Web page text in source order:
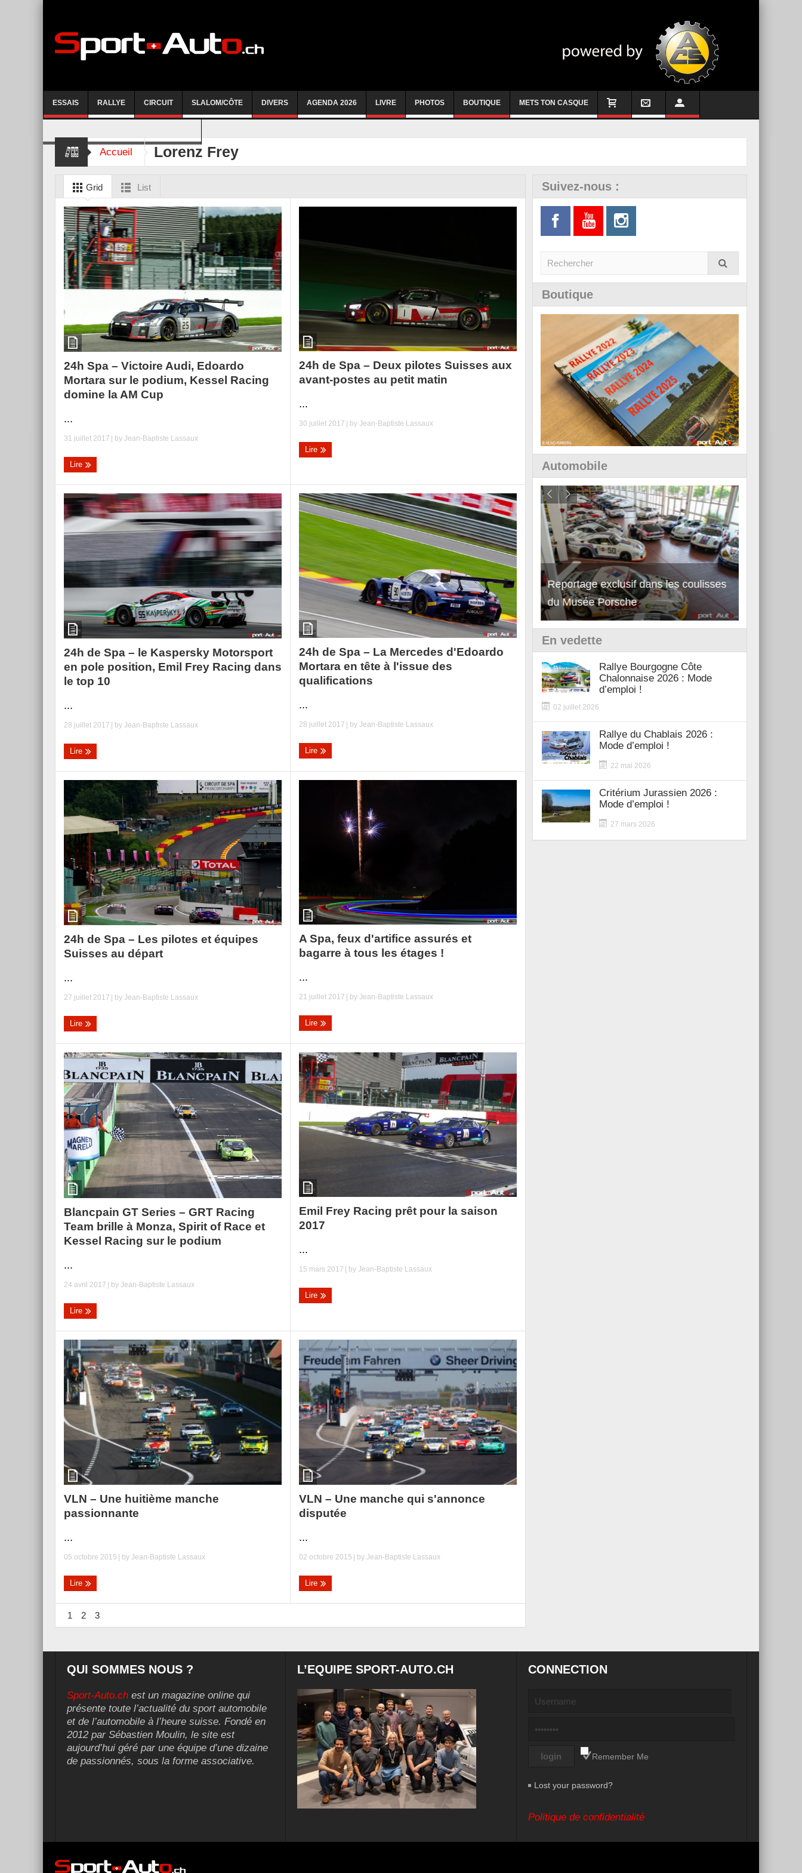
ESSAIS RALLYE CIRCUIT SLALOM/CÔTE DIVERS AGENDA 2026 LIVRE PHOTOS BOUTIQUE METS TON CASQUE
Accueil Lorenz Frey
Grid List
24h Spa – Victoire Audi, Edoardo
Mortara sur le podium, Kessel Racing
domine la AM Cup
...
31 juillet 2017 | by Jean-Baptiste Lassaux
Lire
24h de Spa – Deux pilotes Suisses aux
avant-postes au petit matin
...
30 juillet 2017 | byJean-Baptiste Lassaux
Lire
24h de Spa – le Kaspersky Motorsport
en pole position, Emil Frey Racing dans
le top 10
...
28 juillet 2017 | by Jean-Baptiste Lassaux
Lire
24h de Spa – La Mercedes d'Edoardo
Mortara en tête à l'issue des
qualifications
...
28 juillet 2017 | byJean-Baptiste Lassaux
Lire
24h de Spa – Les pilotes et équipes
Suisses au départ
...
27 juillet 2017 | by Jean-Baptiste Lassaux
Lire
A Spa, feux d'artifice assurés et
bagarre à tous les étages !
...
21 juillet 2017 | byJean-Baptiste Lassaux
Lire
Blancpain GT Series – GRT Racing
Team brille à Monza, Spirit of Race et
Kessel Racing sur le podium
...
24 avril 2017 | by Jean-Baptiste Lassaux
Lire
Emil Frey Racing prêt pour la saison
2017
...
15 mars 2017 | byJean-Baptiste Lassaux
Lire
VLN – Une huitième manche
passionnante
...
05 octobre 2015 | by Jean-Baptiste Lassaux
Lire
VLN – Une manche qui s'annonce
disputée
...
02 octobre 2015 | byJean-Baptiste Lassaux
Lire
1 2 3
Suivez-nous :
Boutique
Automobile
Essai – Morgan Supersport
Reportage exclusif dans les coulisses
du Musée Porsche
Découverte de la nouvelle Ferrari
12Cilindri Manuale
En vedette
Rallye Bourgogne Côte
Chalonnaise 2026 : Mode
d’emploi !
02 juillet 2026
Rallye du Chablais 2026 :
Mode d’emploi !
22 mai 2026
Critérium Jurassien 2026 :
Mode d’emploi !
27 mars 2026
QUI SOMMES NOUS ?
Sport-Auto.ch est un magazine online qui
présente toute l’actualité du sport automobile
et de l’automobile à l’heure suisse. Fondé en
2012 par Sébastien Moulin, le site est
aujourd’hui géré par une équipe d’une dizaine
de passionnés, sous la forme associative.
L’EQUIPE SPORT-AUTO.CH CONNECTION
Remember Me
Lost your password?
Politique de confidentialité